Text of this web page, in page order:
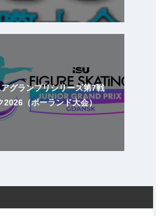
アグランプリシリーズ第7戦
2026（ポーランド大会）